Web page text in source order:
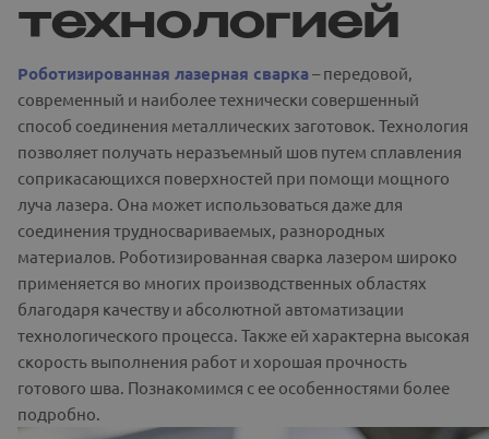
технологией
Роботизированная лазерная сварка– передовой,
современный и наиболее технически совершенный
способ соединения металлических заготовок. Технология
позволяет получать неразъемный шов путем сплавления
соприкасающихся поверхностей при помощи мощного
луча лазера. Она может использоваться даже для
соединения трудносвариваемых, разнородных
материалов. Роботизированная сварка лазером широко
применяется во многих производственных областях
благодаря качеству и абсолютной автоматизации
технологического процесса. Также ей характерна высокая
скорость выполнения работ и хорошая прочность
готового шва. Познакомимся с ее особенностями более
подробно.